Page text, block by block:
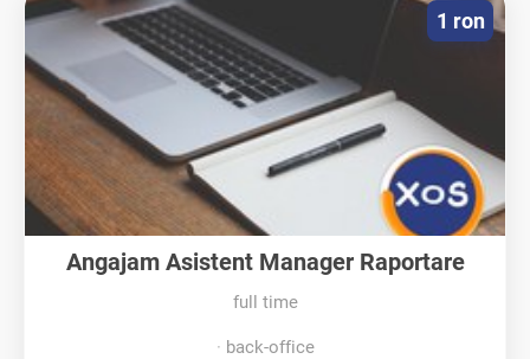
Angajam Asistent Manager Raportare
full time
back-office
1 ron